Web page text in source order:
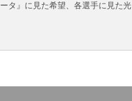
ータ』に見た希望、各選手に見た光